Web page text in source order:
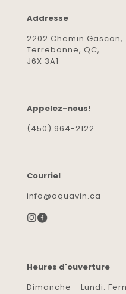
Addresse
2202 Chemin Gascon,
Terrebonne, QC,
J6X 3A1
Appelez-nous!
(450) 964-2122
Courriel
info@aquavin.ca
Heures d'ouverture
Dimanche - Lundi: